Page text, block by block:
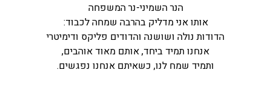
הנר השמיני-נר המשפחה
אותו אני מדליק בהרבה שמחה לכבוד:
הדודות נולה ושושנה והדודים פליקס ודימיטרי
אנחנו תמיד ביחד, אותם מאוד אוהבים,
ותמיד שמח לנו, כשאיתם אנחנו נפגשים.